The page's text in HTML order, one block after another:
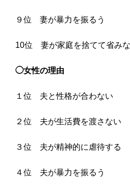
９位 妻が暴力を振るう
10位 妻が家庭を捨てて省み
◯女性の理由
１位 夫と性格が合わない
２位 夫が生活費を渡さない
３位 夫が精神的に虐待する
４位 夫が暴力を振るう